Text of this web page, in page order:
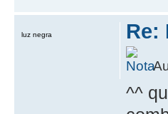
Re:
^^
luz negra